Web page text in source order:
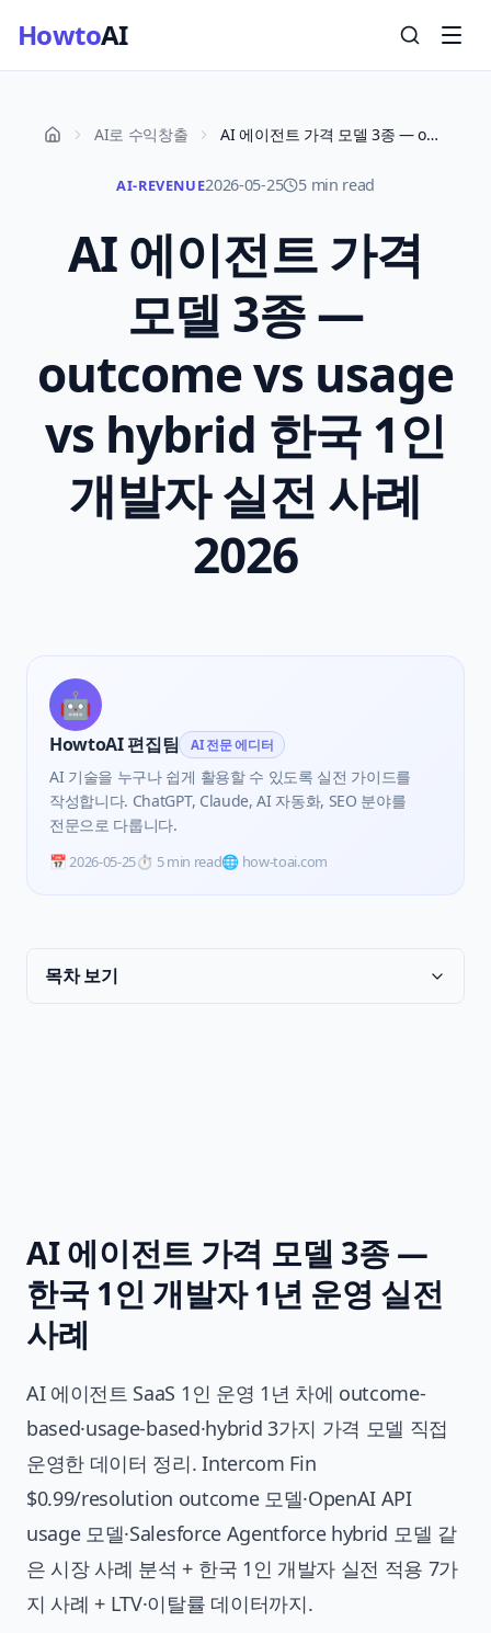
HowtoAI
AI로 수익창출 AI 에이전트 가격 모델 3종 — outcome vs usage vs hybrid 한국 1인 개발자 실전 사례 2026
AI-REVENUE2026-05-25 5 min read
AI 에이전트 가격
모델 3종 —
outcome vs usage
vs hybrid 한국 1인
개발자 실전 사례
2026
🤖
HowtoAI 편집팀 AI 전문 에디터
AI 기술을 누구나 쉽게 활용할 수 있도록 실전 가이드를
작성합니다. ChatGPT, Claude, AI 자동화, SEO 분야를
전문으로 다룹니다.
📅2026-05-25⏱️ 5 min read🌐 how-toai.com
목차 보기
AI 에이전트 가격 모델 3종 —
한국 1인 개발자 1년 운영 실전
사례
AI 에이전트 SaaS 1인 운영 1년 차에 outcome-
based·usage-based·hybrid 3가지 가격 모델 직접
운영한 데이터 정리. Intercom Fin
$0.99/resolution outcome 모델·OpenAI API
usage 모델·Salesforce Agentforce hybrid 모델 같
은 시장 사례 분석 + 한국 1인 개발자 실전 적용 7가
지 사례 + LTV·이탈률 데이터까지.